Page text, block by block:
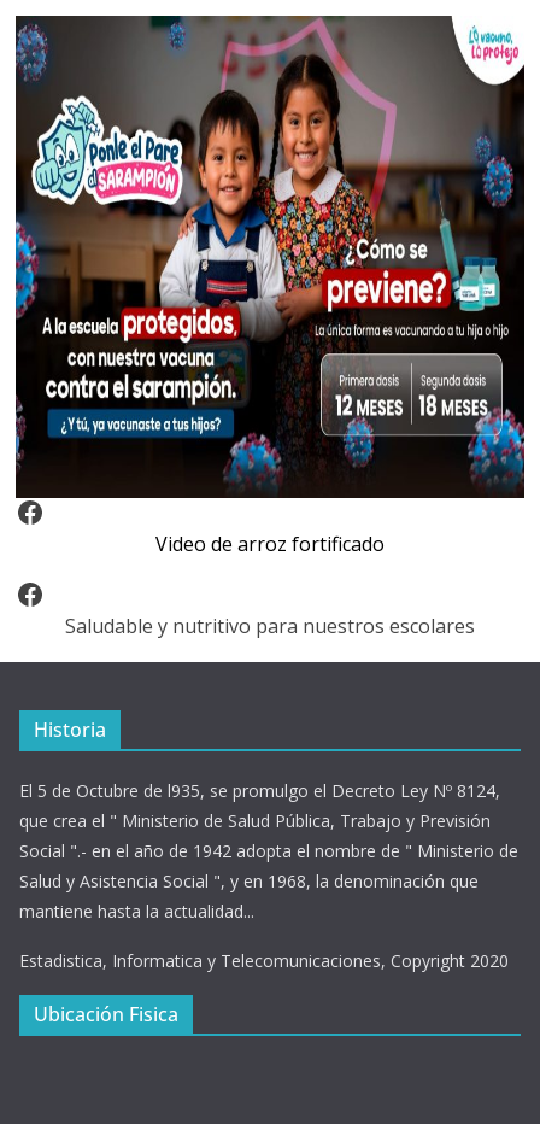
Video Arroz Fortificado
Video de arroz fortificado
Facebook
Saludable y nutritivo para nuestros escolares
Historia
El 5 de Octubre de l935, se promulgo el Decreto Ley Nº 8124,
que crea el " Ministerio de Salud Pública, Trabajo y Previsión
Social ".- en el año de 1942 adopta el nombre de " Ministerio de
Salud y Asistencia Social ", y en 1968, la denominación que
mantiene hasta la actualidad...
Estadistica, Informatica y Telecomunicaciones, Copyright 2020
Ubicación Fisica